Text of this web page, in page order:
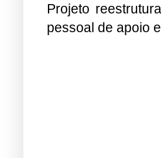
Projeto
pessoal de apoio